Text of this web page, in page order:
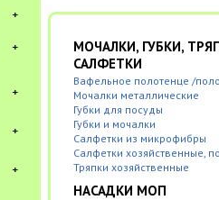
МОЧАЛКИ, ГУБКИ,
САЛФЕТКИ
Вафельное полотенце /
Мочалки металлические
Губки для посуды
Губки и мочалки
Салфетки из микрофибры
Салфетки хозяйственные,
Тряпки хозяйственные
НАСАДКИ МОП